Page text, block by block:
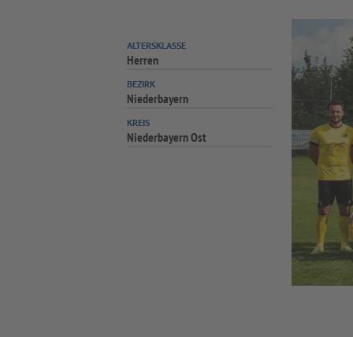
ALTERSKLASSE
Herren
BEZIRK
Niederbayern
KREIS
Niederbayern Ost